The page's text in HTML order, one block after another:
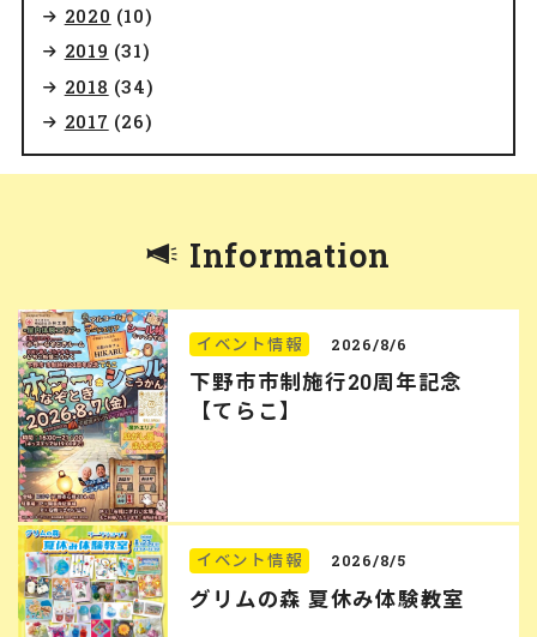
2020 (10)
2019 (31)
2018 (34)
2017 (26)
Information
イベント情報 2026/8/6
下野市市制施行20周年記念
【てらこ】
イベント情報 2026/8/5
グリムの森 夏休み体験教室